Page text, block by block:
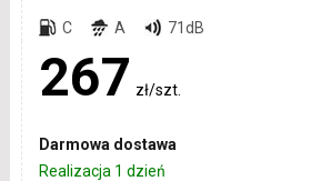
C A 71dB
267 zł/szt.
Darmowa dostawa
Realizacja 1 dzień